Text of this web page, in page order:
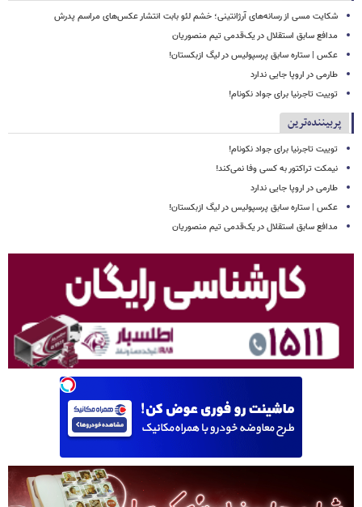
شکایت مسی از رسانه‌های آرژانتینی؛ خشم لئو بابت انتشار عکس‌های مراسم پدرش
مدافع سابق استقلال در یک‌قدمی تیم منصوریان
عکس | ستاره سابق پرسپولیس در لیگ ازبکستان!
طارمی در اروپا جایی ندارد
توییت تاجرنیا برای جواد نکونام!
پربیننده‌ترین
توییت تاجرنیا برای جواد نکونام!
نیمکت تراکتور به کسی وفا نمی‌کند!
طارمی در اروپا جایی ندارد
عکس | ستاره سابق پرسپولیس در لیگ ازبکستان!
مدافع سابق استقلال در یک‌قدمی تیم منصوریان